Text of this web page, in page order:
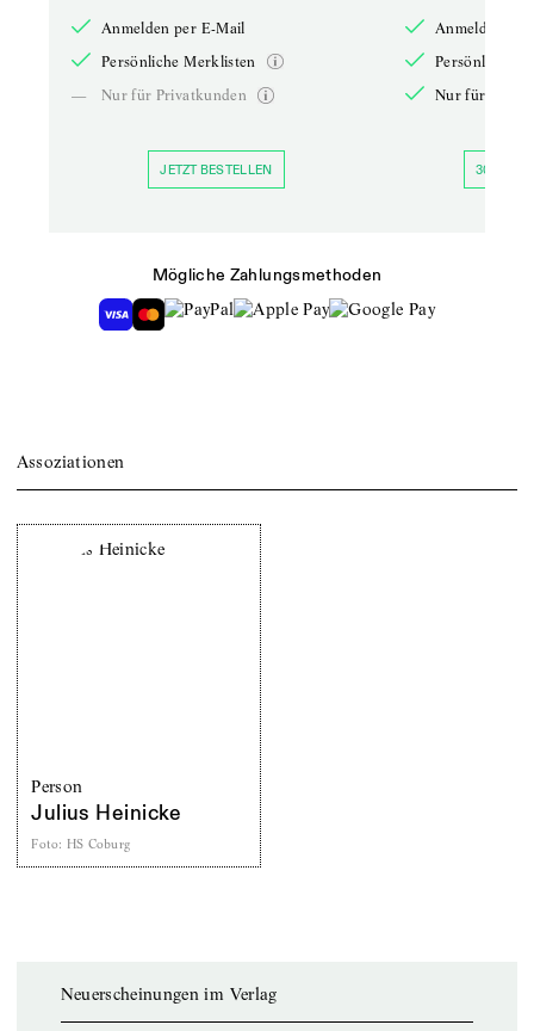
Anmelden per E-Mail
Persönliche Merklisten
—
Nur für Privatkunden
JETZT BESTELLEN
Anmelden
Persönliche
Nur für
30 TAGE
Mögliche Zahlungsmethoden
Assoziationen
Person
Julius Heinicke
Foto: HS Coburg
Neuerscheinungen im Verlag